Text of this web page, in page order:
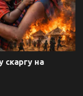
скаргу на